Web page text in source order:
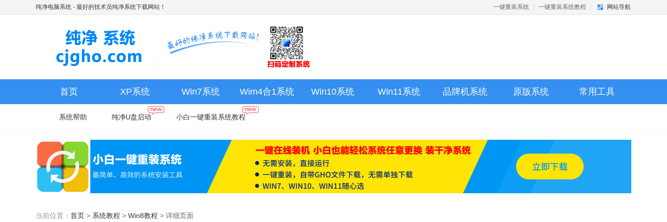
纯净电脑系统 - 最好的技术员纯净系统下载网站！ 一键重装系统 一键重装系统教程 网站导航
首页 XP系统 Win7系统 Wim4合1系统 Win10系统 Win11系统 品牌机系统 原版系统 常用工具
系统帮助 纯净U盘启动 小白一键重装系统教程
当前位置： 首页 > 系统教程 > Win8教程 > 详细页面